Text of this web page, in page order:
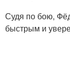
Судя по бою,
быстрым и